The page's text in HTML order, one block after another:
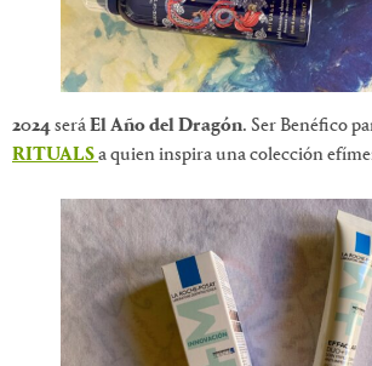
2024seráEl Año del Dragón. Ser Benéfico
RITUALSa quien inspira una colección